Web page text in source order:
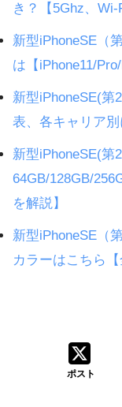
き？【5Ghz、Wi-
新型iPhoneSE（
は【iPhone11/
新型iPhoneSE(第
表、各キャリア別
新型iPhoneSE(第
64GB/128GB/
を解説】
新型iPhoneSE（
カラーはこちら【
ポスト